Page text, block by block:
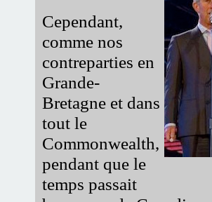
Cependant,
comme nos
contreparties en
Grande-
Bretagne et dans
tout le
Commonwealth,
pendant que le
temps passait